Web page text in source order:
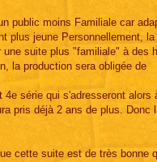
public moins Familiale car
plus jeune Personnellement,
suite plus "familiale" à des
la production sera obligée de
de ne pas creuser cet écart
4e série qui s'adresseront alors
pris déjà 2 ans de plus. Donc
cette suite est de très bonne